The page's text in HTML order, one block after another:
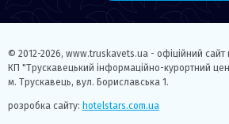
© 2012-2026, www.truskavets.ua - офіційний сайт
КП "Трускавецький інформаційно-курортний
м. Трускавець, вул. Бориславська 1.
розробка сайту: hotelstars.com.ua